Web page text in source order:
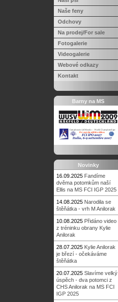
Naše feny
Odchovy
Na prodej/For sale
Fotogalerie
Videogalerie
Webové odkazy
Kontakt
Barny na MS
Novinky
16.09.2025 Fandíme
dvěma potomkům naší
Ellis na MS FCI IGP 2025
14.08.2025 Narodila se
štěňátka - vrh M Anilorak
10.08.2025 Přidáno video
z tréninku obrany Kylie
Anilorak
28.07.2025 Kylie Anilorak
je březí - očekáváme
štěňátka
20.07.2025 Slavíme velký
úspěch - dva potomci z
CHS Anilorak na MS FCI
IGP 2025